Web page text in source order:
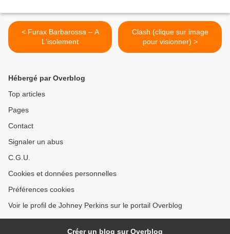
< Furax Barbarossa – A
L'isolement
Clash (clique sur image
pour visionner) >
Hébergé par Overblog
Top articles
Pages
Contact
Signaler un abus
C.G.U.
Cookies et données personnelles
Préférences cookies
Voir le profil de Johney Perkins sur le portail Overblog
Créer un blog sur Overblog